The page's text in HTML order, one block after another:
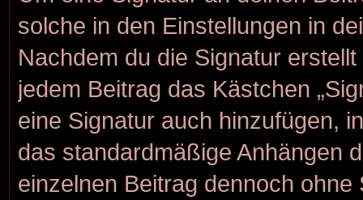
solche in den Einstellungen in
Nachdem du die Signatur
jedem Beitrag das Kästchen
eine Signatur auch hinzufügen,
das standardmäßige Anhängen
einzelnen Beitrag dennoch